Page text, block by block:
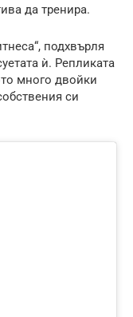
да тренира.
подхвърля
ѝ. Репликата
много двойки
си